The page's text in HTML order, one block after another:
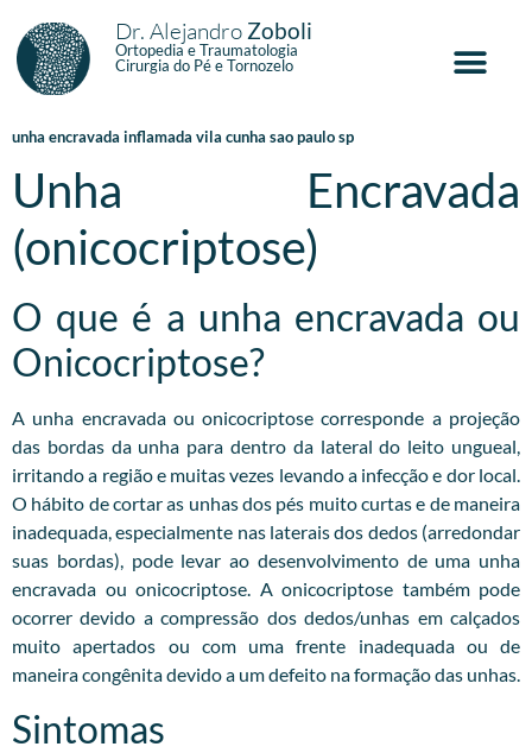
Dr. Alejandro Zoboli
Ortopedia e Traumatologia
Cirurgia do Pé e Tornozelo
unha encravada inflamada vila cunha sao paulo sp
Unha Encravada
(onicocriptose)
O que é a unha encravada ou
Onicocriptose?
A unha encravada ou onicocriptose corresponde a projeção
das bordas da unha para dentro da lateral do leito ungueal,
irritando a região e muitas vezes levando a infecção e dor local.
O hábito de cortar as unhas dos pés muito curtas e de maneira
inadequada, especialmente nas laterais dos dedos (arredondar
suas bordas), pode levar ao desenvolvimento de uma unha
encravada ou onicocriptose. A onicocriptose também pode
ocorrer devido a compressão dos dedos/unhas em calçados
muito apertados ou com uma frente inadequada ou de
maneira congênita devido a um defeito na formação das unhas.
Sintomas